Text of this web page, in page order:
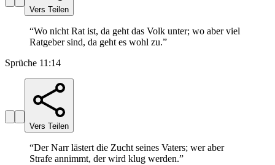
Vers Teilen
“Wo nicht Rat ist, da geht das Volk unter; wo aber viel
Ratgeber sind, da geht es wohl zu.”
Sprüche 11:14
Vers Teilen
“Der Narr lästert die Zucht seines Vaters; wer aber
Strafe annimmt, der wird klug werden.”